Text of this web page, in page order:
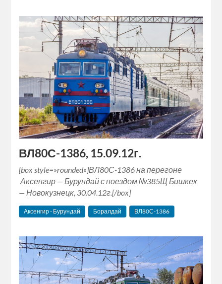
ВЛ80С-1386, 15.09.12г.
[box style=»rounded»]ВЛ80С-1386 на перегоне
Аксенгир — Бурундай с поездом №385Щ Бишкек
— Новокузнецк, 30.04.12г.[/box]
Аксенгир - Бурундай Боралдай ВЛ80С-1386